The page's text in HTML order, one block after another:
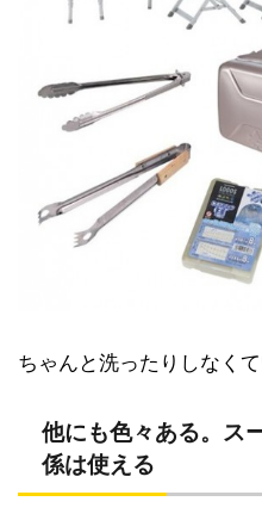
ちゃんと洗ったりしなく
他にも色々ある。ス
係は使える